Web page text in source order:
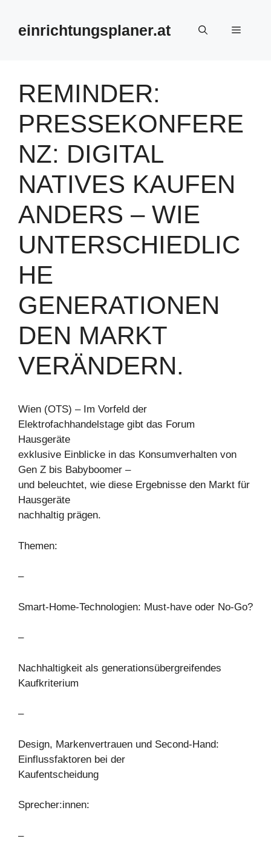
springeneinrichtungsplaner.at Menü
REMINDER:
PRESSEKONFERE
NZ: DIGITAL
NATIVES KAUFEN
ANDERS – WIE
UNTERSCHIEDLIC
HE
GENERATIONEN
DEN MARKT
VERÄNDERN.
Wien (OTS) – Im Vorfeld der
Elektrofachhandelstage gibt das Forum
Hausgeräte
exklusive Einblicke in das Konsumverhalten von
Gen Z bis Babyboomer –
und beleuchtet, wie diese Ergebnisse den Markt für
Hausgeräte
nachhaltig prägen.
Themen:
–
Smart-Home-Technologien: Must-have oder No-Go?
–
Nachhaltigkeit als generationsübergreifendes
Kaufkriterium
–
Design, Markenvertrauen und Second-Hand:
Einflussfaktoren bei der
Kaufentscheidung
Sprecher:innen:
–